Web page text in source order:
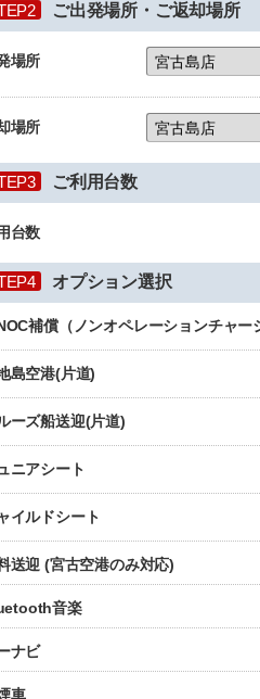
ご出発場所・ご返却場所
場所
場所
ご利用台数
台数
オプション選択
補償（ノンオペレーションチャー
島空港(片道)
ーズ船送迎(片道)
ニアシート
イルドシート
送迎 (宮古空港のみ対応)
音楽
ナビ
車